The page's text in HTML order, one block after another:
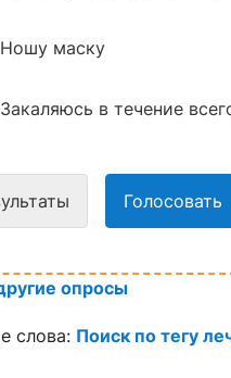
Ношу маску
Закаляюсь в течение
Голосовать
опросы
слова: Поиск по тегу